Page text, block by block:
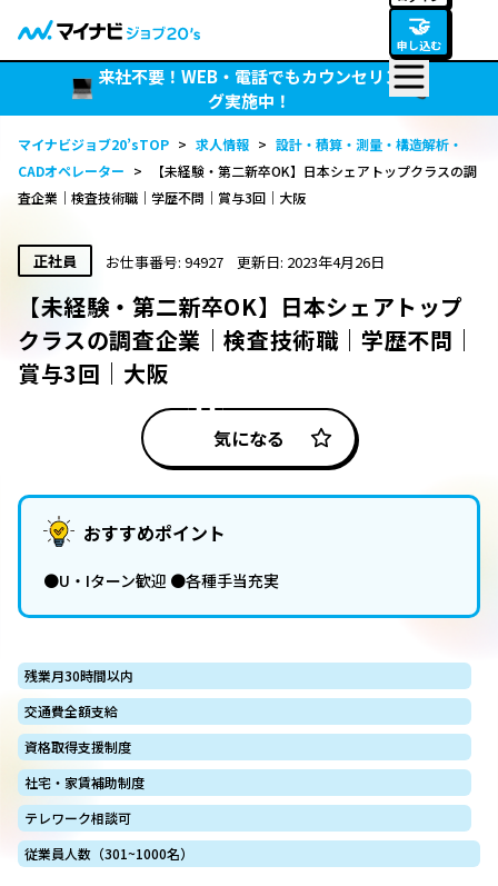
🤝
申し込む
来社不要！WEB・電話でもカウンセリン
グ実施中！
マイナビジョブ20’sTOP > 求人情報 > 設計・積算・測量・構造解析・
CADオペレーター >
【未経験・第二新卒OK】日本シェアトップクラスの調
査企業｜検査技術職｜学歴不問｜賞与3回｜大阪
正社員 お仕事番号: 94927 更新日: 2023年4月26日
【未経験・第二新卒OK】日本シェアトップ
クラスの調査企業｜検査技術職｜学歴不問｜
賞与3回｜大阪
気になる
おすすめポイント
●U・Iターン歓迎 ●各種手当充実
残業月30時間以内
交通費全額支給
資格取得支援制度
社宅・家賃補助制度
テレワーク相談可
従業員人数（301~1000名）